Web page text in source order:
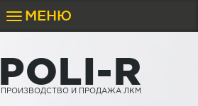
Toggle
navigation
МЕНЮ
POLI-R
ПРОИЗВОДСТВО И ПРОДАЖА ЛКМ